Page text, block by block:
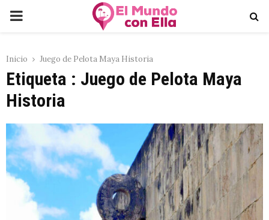
PRIMARY
Inicio Juego de Pelota Maya Historia
Etiqueta : Juego de Pelota Maya
Historia